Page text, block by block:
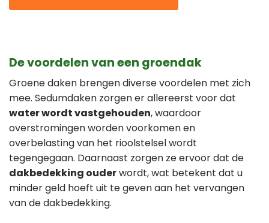
De voordelen van een groendak
Groene daken brengen diverse voordelen met zich
mee. Sedumdaken zorgen er allereerst voor dat
water wordt vastgehouden, waardoor
overstromingen worden voorkomen en
overbelasting van het rioolstelsel wordt
tegengegaan. Daarnaast zorgen ze ervoor dat de
dakbedekking ouderwordt, wat betekent dat u
minder geld hoeft uit te geven aan het vervangen
van de dakbedekking.